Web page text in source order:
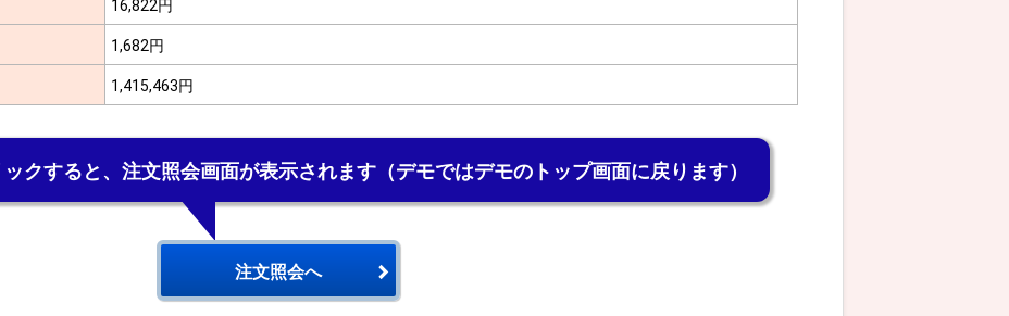
16,822円
1,682円
1,415,463円
ックすると、注文照会画面が表示されます（デモではデモのトップ画面に戻ります）
注文照会へ